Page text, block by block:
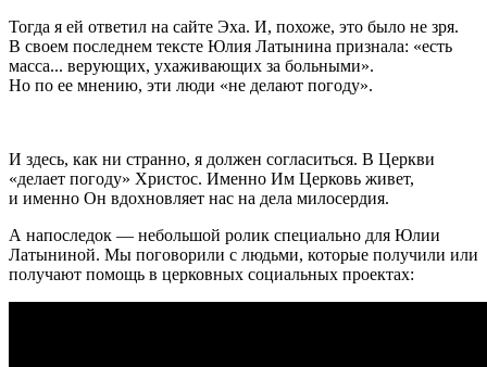
Тогда я ей ответил на сайте Эха. И, похоже, это было не зря.
В своем последнем тексте Юлия Латынина признала: «есть
масса... верующих, ухаживающих за больными».
Но по ее мнению, эти люди «не делают погоду».
И здесь, как ни странно, я должен согласиться. В Церкви
«делает погоду» Христос. Именно Им Церковь живет,
и именно Он вдохновляет нас на дела милосердия.
А напоследок — небольшой ролик специально для Юлии
Латыниной. Мы поговорили с людьми, которые получили или
получают помощь в церковных социальных проектах: